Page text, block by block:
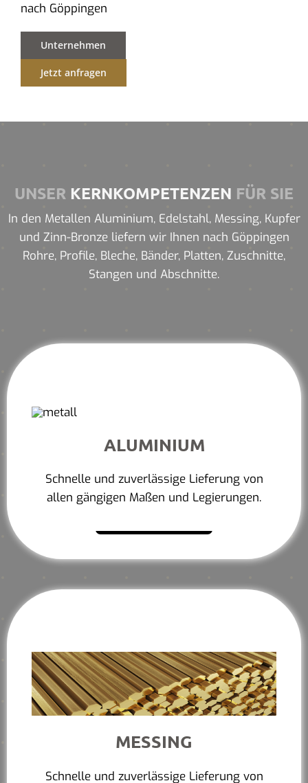
nach Göppingen
Unternehmen
Jetzt anfragen
UNSER KERNKOMPETENZEN FÜR SIE
In den Metallen Aluminium, Edelstahl, Messing, Kupfer
und Zinn-Bronze liefern wir Ihnen nach Göppingen
Rohre, Profile, Bleche, Bänder, Platten, Zuschnitte,
Stangen und Abschnitte.
ALUMINIUM
Schnelle und zuverlässige Lieferung von
allen gängigen Maßen und Legierungen.
MESSING
Schnelle und zuverlässige Lieferung von